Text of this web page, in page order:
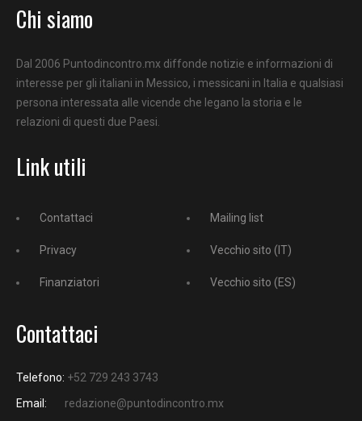
Chi siamo
Dal 2006 Puntodincontro.mx diffonde notizie e informazioni di
interesse per gli italiani in Messico, i messicani in Italia e qualsiasi
persona interessata alle vicende che legano la storia e le
relazioni di questi due Paesi.
Link utili
Contattaci
Privacy
Finanziatori
Mailing list
Vecchio sito (IT)
Vecchio sito (ES)
Contattaci
Telefono: +52 729 243 3743
Email:
redazione@puntodincontro.mx